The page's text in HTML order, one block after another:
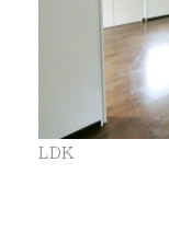
LDK